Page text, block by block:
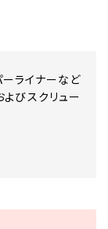
ーライナーなど
びスクリュー